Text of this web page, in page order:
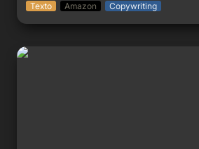
Texto Amazon Copywriting
Amazon CodeWhisperer